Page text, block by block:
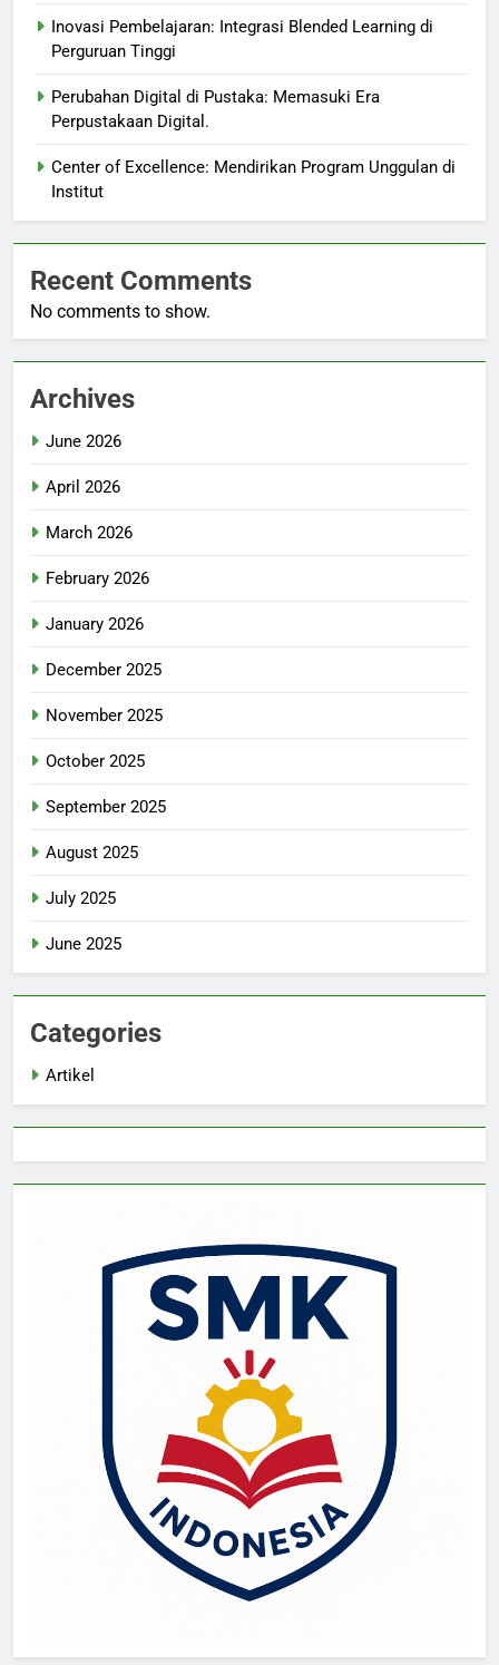
Inovasi Pembelajaran: Integrasi Blended Learning di
Perguruan Tinggi
Perubahan Digital di Pustaka: Memasuki Era
Perpustakaan Digital.
Center of Excellence: Mendirikan Program Unggulan di
Institut
Recent Comments
No comments to show.
Archives
June 2026
April 2026
March 2026
February 2026
January 2026
December 2025
November 2025
October 2025
September 2025
August 2025
July 2025
June 2025
Categories
Artikel